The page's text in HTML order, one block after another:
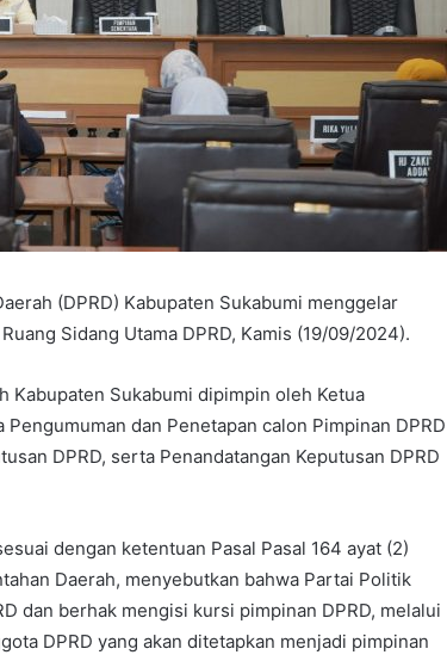
(DPRD) Kabupaten Sukabumi menggelar
Sidang Utama DPRD, Kamis (19/09/2024).
Kabupaten Sukabumi dipimpin oleh Ketua
dan Penetapan calon Pimpinan DPRD
DPRD, serta Penandatangan Keputusan DPRD
dengan ketentuan Pasal Pasal 164 ayat (2)
Daerah, menyebutkan bahwa Partai Politik
dan berhak mengisi kursi pimpinan DPRD, melalui
DPRD yang akan ditetapkan menjadi pimpinan